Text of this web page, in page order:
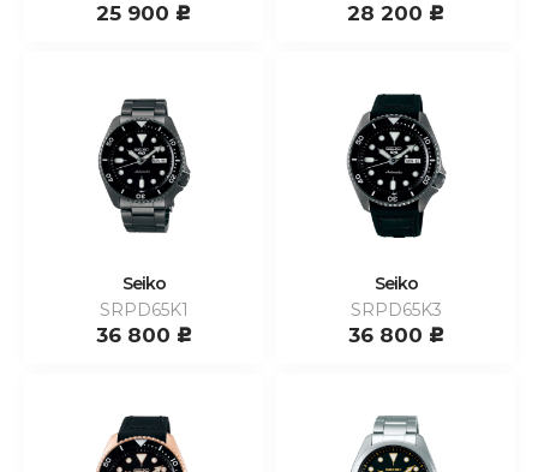
25 900 c 28 200 c
Seiko
SRPD65K1
36 800 c
Seiko
SRPD65K3
36 800 c